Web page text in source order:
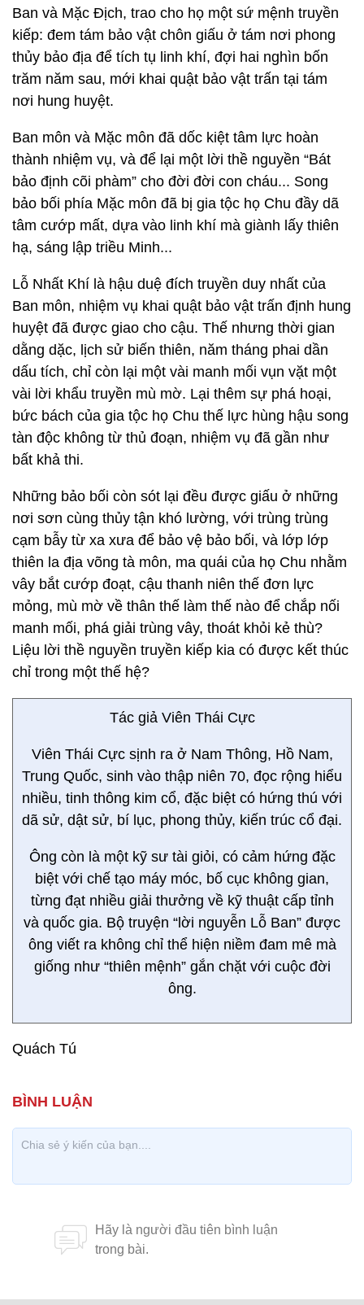
Ban và Mặc Địch, trao cho họ một sứ mệnh truyền
kiếp: đem tám bảo vật chôn giấu ở tám nơi phong
thủy bảo địa để tích tụ linh khí, đợi hai nghìn bốn
trăm năm sau, mới khai quật bảo vật trấn tại tám
nơi hung huyệt.
Ban môn và Mặc môn đã dốc kiệt tâm lực hoàn
thành nhiệm vụ, và để lại một lời thề nguyền “Bát
bảo định cõi phàm” cho đời đời con cháu... Song
bảo bối phía Mặc môn đã bị gia tộc họ Chu đầy dã
tâm cướp mất, dựa vào linh khí mà giành lấy thiên
hạ, sáng lập triều Minh...
Lỗ Nhất Khí là hậu duệ đích truyền duy nhất của
Ban môn, nhiệm vụ khai quật bảo vật trấn định hung
huyệt đã được giao cho cậu. Thế nhưng thời gian
dằng dặc, lịch sử biến thiên, năm tháng phai dần
dấu tích, chỉ còn lại một vài manh mối vụn vặt một
vài lời khẩu truyền mù mờ. Lại thêm sự phá hoại,
bức bách của gia tộc họ Chu thế lực hùng hậu song
tàn độc không từ thủ đoạn, nhiệm vụ đã gần như
bất khả thi.
Những bảo bối còn sót lại đều được giấu ở những
nơi sơn cùng thủy tận khó lường, với trùng trùng
cạm bẫy từ xa xưa để bảo vệ bảo bối, và lớp lớp
thiên la địa võng tà môn, ma quái của họ Chu nhằm
vây bắt cướp đoạt, cậu thanh niên thế đơn lực
mỏng, mù mờ về thân thế làm thế nào để chắp nối
manh mối, phá giải trùng vây, thoát khỏi kẻ thù?
Liệu lời thề nguyền truyền kiếp kia có được kết thúc
chỉ trong một thế hệ?
Tác giả Viên Thái Cực
Viên Thái Cực sịnh ra ở Nam Thông, Hồ Nam,
Trung Quốc, sinh vào thập niên 70, đọc rộng hiểu
nhiều, tinh thông kim cổ, đặc biệt có hứng thú với
dã sử, dật sử, bí lục, phong thủy, kiến trúc cổ đại.
Ông còn là một kỹ sư tài giỏi, có cảm hứng đặc
biệt với chế tạo máy móc, bố cục không gian,
từng đạt nhiều giải thưởng về kỹ thuật cấp tỉnh
và quốc gia. Bộ truyện “lời nguyễn Lỗ Ban” được
ông viết ra không chỉ thể hiện niềm đam mê mà
giống như “thiên mệnh” gắn chặt với cuộc đời
ông.
Quách Tú